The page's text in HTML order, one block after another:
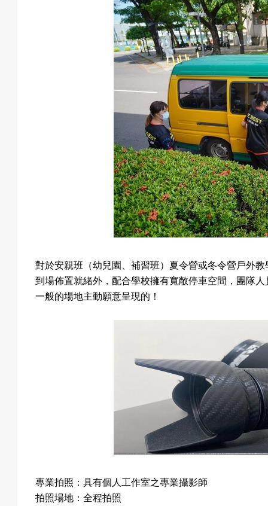
對於安親班（幼兒園、補習班）夏令營或冬令營戶外
到場佈置就緒外，配合學校擁有寬敞停車空間，團隊
一般的場地主動願意呈現的！
專業拍照：具有個人工作室之專業攝影師
拍照場地：全程拍照